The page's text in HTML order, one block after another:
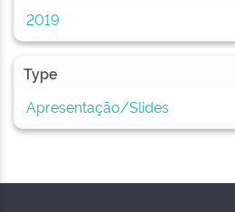
2019
Type
Apresentação/Slides